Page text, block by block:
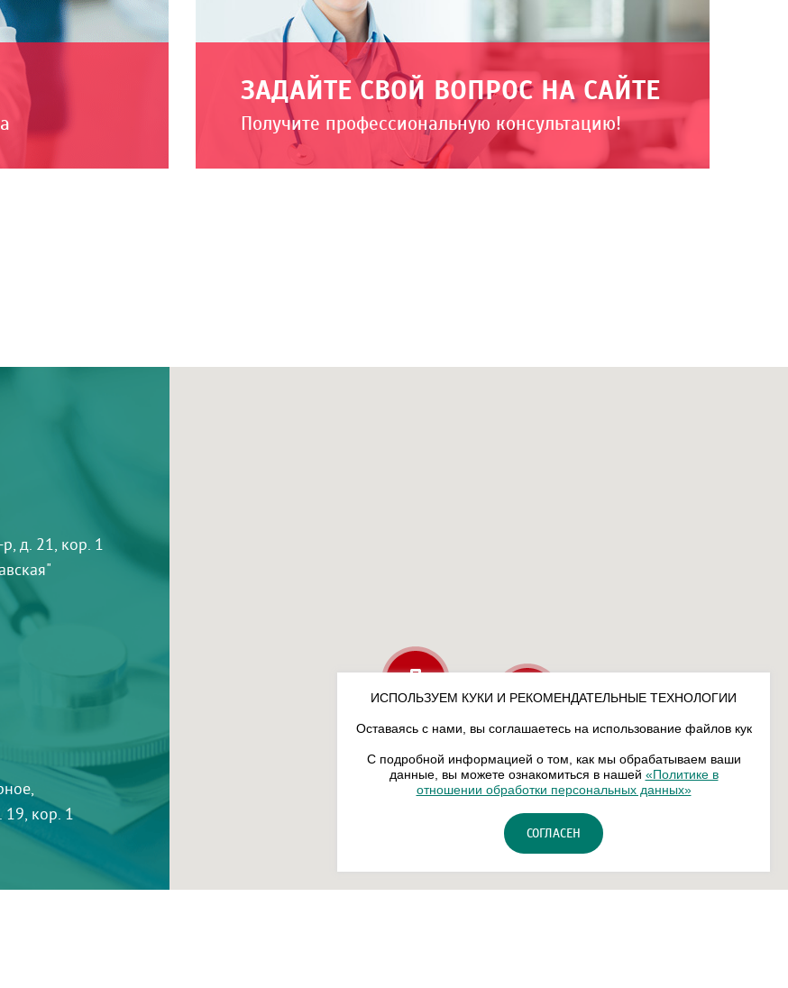
ЗАДАЙТЕ СВОЙ ВОПРОС НА САЙТЕ
Получите профессиональную консультацию!
д. 21, кор. 1
кор. 1
ИСПОЛЬЗУЕМ КУКИ И РЕКОМЕНДАТЕЛЬНЫЕ ТЕХНОЛОГИИ
Оставаясь с нами, вы соглашаетесь на использование файлов кук
С подробной информацией о том, как мы обрабатываем ваши
данные, вы можете ознакомиться в нашей «Политике в
отношении обработки персональных данных»
СОГЛАСЕН